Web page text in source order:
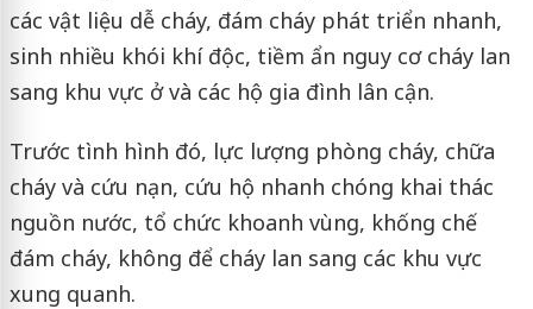
các vật liệu dễ cháy, đám cháy phát triển nhanh,
sinh nhiều khói khí độc, tiềm ẩn nguy cơ cháy lan
sang khu vực ở và các hộ gia đình lân cận.
Trước tình hình đó, lực lượng phòng cháy, chữa
cháy và cứu nạn, cứu hộ nhanh chóng khai thác
nguồn nước, tổ chức khoanh vùng, khống chế
đám cháy, không để cháy lan sang các khu vực
xung quanh.